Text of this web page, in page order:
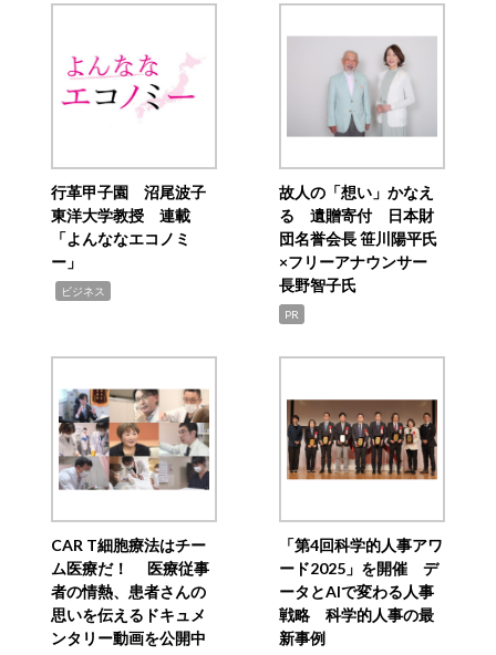
行革甲子園 沼尾波子
東洋大学教授 連載
「よんななエコノミ
ー」
ビジネス
故人の「想い」かなえ
る 遺贈寄付 日本財
団名誉会長 笹川陽平氏
×フリーアナウンサー
長野智子氏
PR
CAR T細胞療法はチー
ム医療だ！ 医療従事
者の情熱、患者さんの
思いを伝えるドキュメ
ンタリー動画を公開中
「第4回科学的人事アワ
ード2025」を開催 デ
ータとAIで変わる人事
戦略 科学的人事の最
新事例